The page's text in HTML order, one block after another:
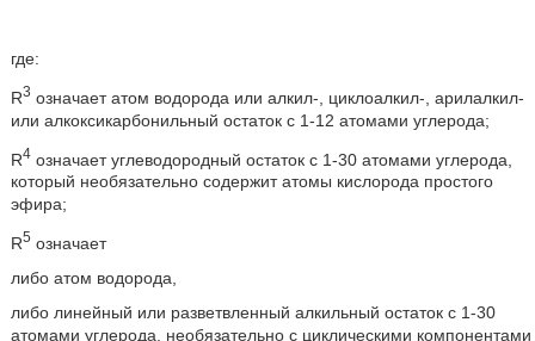
где:
R3 означает атом водорода или алкил-, циклоалкил-, арилалкил-
или алкоксикарбонильный остаток с 1-12 атомами углерода;
R4означает углеводородный остаток с 1-30 атомами углерода,
который необязательно содержит атомы кислорода простого
эфира;
R5 означает
либо атом водорода,
либо линейный или разветвленный алкильный остаток с 1-30
атомами углерода, необязательно с циклическими компонентами